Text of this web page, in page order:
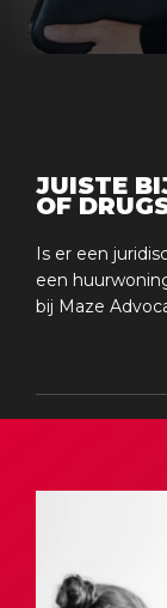
JUISTE
OF
Is er een
een
bij Maze